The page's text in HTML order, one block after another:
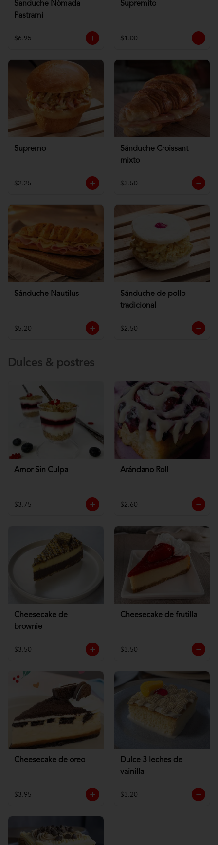
Sanduche Nómada
Pastrami
$6.95
Supremito
$1.00
Supremo
$2.25
Sánduche Croissant
mixto
$3.50
Sánduche Nautilus
$5.20
Sánduche de pollo
tradicional
$2.50
Dulces & postres
Amor Sin Culpa
$3.75
Arándano Roll
$2.60
Cheesecake de
brownie
$3.50
Cheesecake de frutilla
$3.50
Cheesecake de oreo
$3.95
Dulce 3 leches de
vainilla
$3.20